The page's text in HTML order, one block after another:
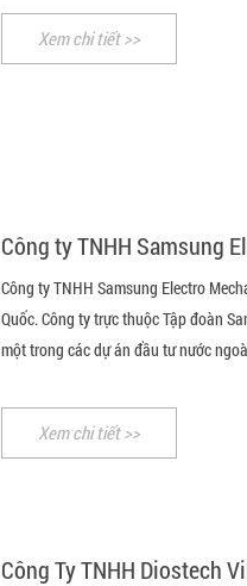
Xem chi tiết >>
Công ty TNHH Samsung
Công ty TNHH Samsung Electro
Quốc. Công ty trực thuộc Tập đoàn
một trong các dự án đầu tư nước
Xem chi tiết >>
Công Ty TNHH Diostech